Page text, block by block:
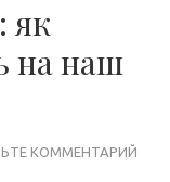
як
на наш
КОММЕНТАРИЙ